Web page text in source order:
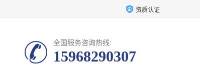
资质认证
全国服务咨询热线:
15968290307